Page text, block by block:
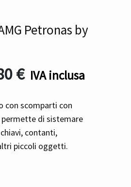
Petronas by
€ IVA inclusa
con scomparti con
permette di sistemare
contanti,
piccoli oggetti.